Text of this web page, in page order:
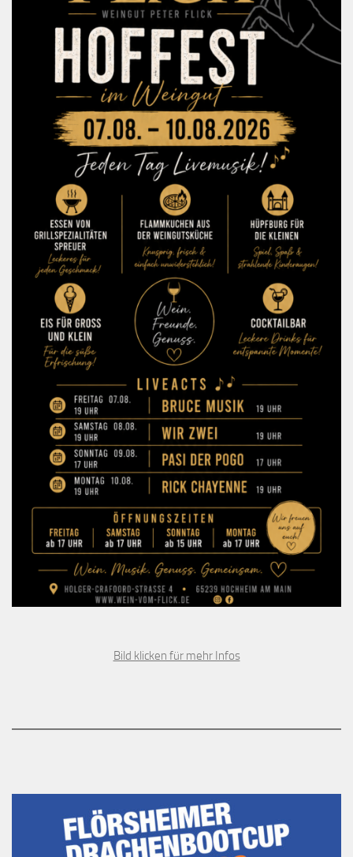
Bild klicken für mehr Infos